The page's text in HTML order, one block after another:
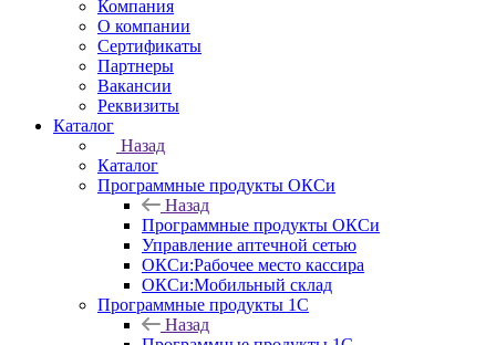
Компания
О компании
Сертификаты
Партнеры
Вакансии
Реквизиты
Каталог
Назад
Каталог
Программные продукты ОКСи
Назад
Программные продукты ОКСи
Управление аптечной сетью
ОКСи:Рабочее место кассира
ОКСи:Мобильный склад
Программные продукты 1С
Назад